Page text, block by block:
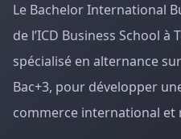
Le Bachelor International
de l’ICD Business School
spécialisé en alternance
Bac+3, pour développer
commerce international et